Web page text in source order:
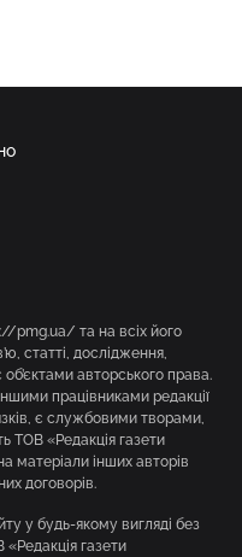
pmg.ua/ та на всіх його
статті, дослідження,
об’єктами авторського права.
працівниками редакції
є службовими творами,
ТОВ «Редакція газети
матеріали інших авторів
договорів.
у будь-якому вигляді без
газети